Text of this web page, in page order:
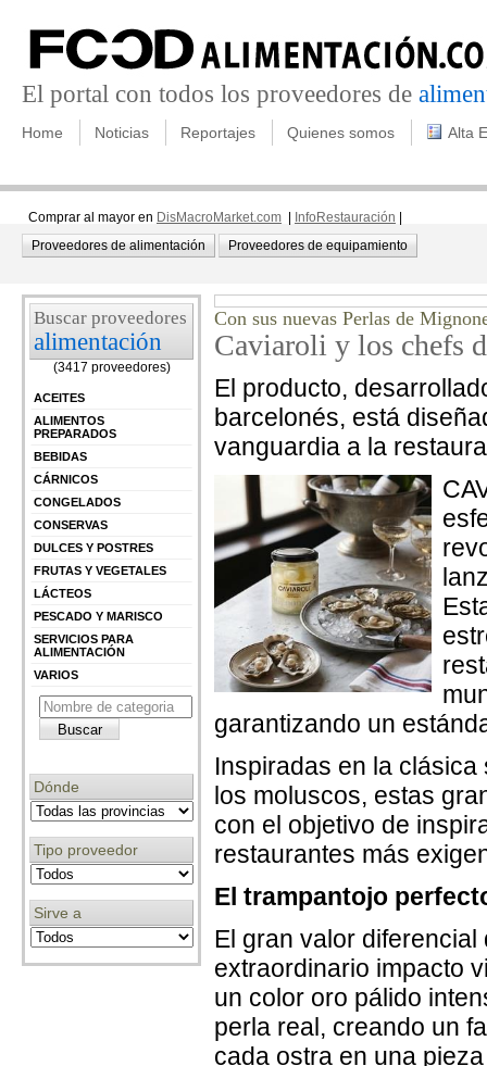
El portal con todos los proveedores de
Home Noticias Reportajes Quienes somos Alta
Comprar al mayor en DisMacroMarket.com InfoRestauración
Proveedores de alimentación
Proveedores de equipamiento
Buscar proveedores
alimentación
(3417 proveedores)
ACEITES
ALIMENTOS
PREPARADOS
BEBIDAS
CÁRNICOS
CONGELADOS
CONSERVAS
DULCES Y POSTRES
FRUTAS Y VEGETALES
LÁCTEOS
PESCADO Y MARISCO
SERVICIOS PARA
ALIMENTACIÓN
VARIOS
Dónde
Tipo proveedor
Sirve a
Con sus nuevas Perlas de
Caviaroli y los chefs
El producto,
barcelonés, está
vanguardia a la
garantizando un
Inspiradas en la
los moluscos, estas
con el objetivo de
restaurantes más
El trampantojo
El gran valor
extraordinario impacto
un color oro pálido
perla real, creando un
cada ostra en una